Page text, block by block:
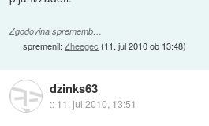
Zgodovina sprememb…
spremenil:Zheegec (11. jul 2010 ob 13:48)
dzinks63
:: 11. jul 2010, 13:51